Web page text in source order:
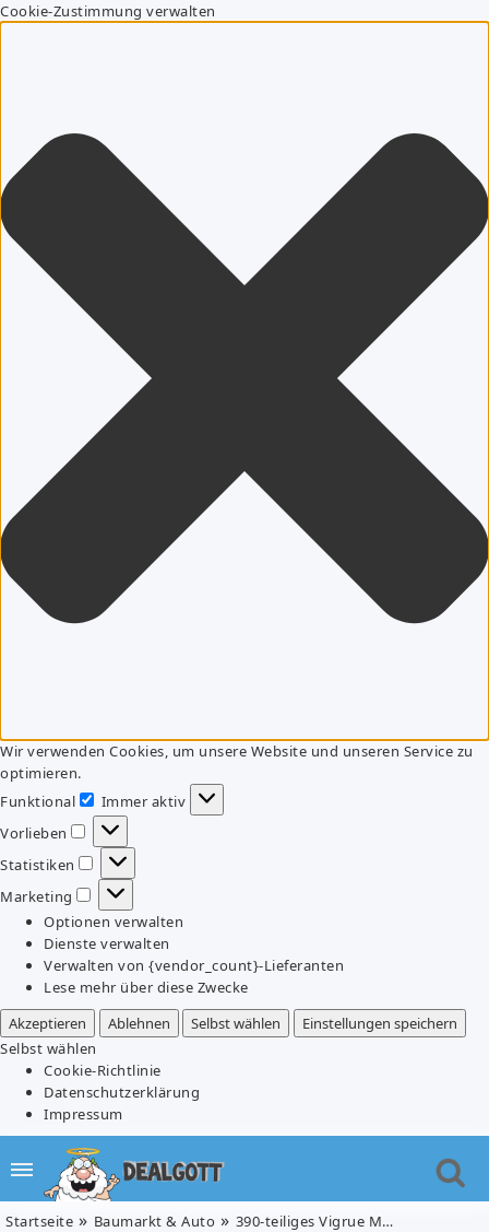
Cookie-Zustimmung verwalten
Wir verwenden Cookies, um unsere Website und unseren Service zu
optimieren.
Funktional
Funktional
Immer aktiv
Vorlieben
Vorlieben
Statistiken
Statistiken
Marketing
Marketing
Optionen verwalten
Dienste verwalten
Verwalten von {vendor_count}-Lieferanten
Lese mehr über diese Zwecke
Akzeptieren
Ablehnen Selbst wählen
Einstellungen speichern
Selbst wählen
Cookie-Richtlinie
Datenschutzerklärung
Impressum
Startseite Baumarkt & Auto 390-teiliges Vigrue M5 Sechskantschraubenset inkl. Schrauben Muttern und Unterlegscheiben für 16,99€ dank 50% Rabatt